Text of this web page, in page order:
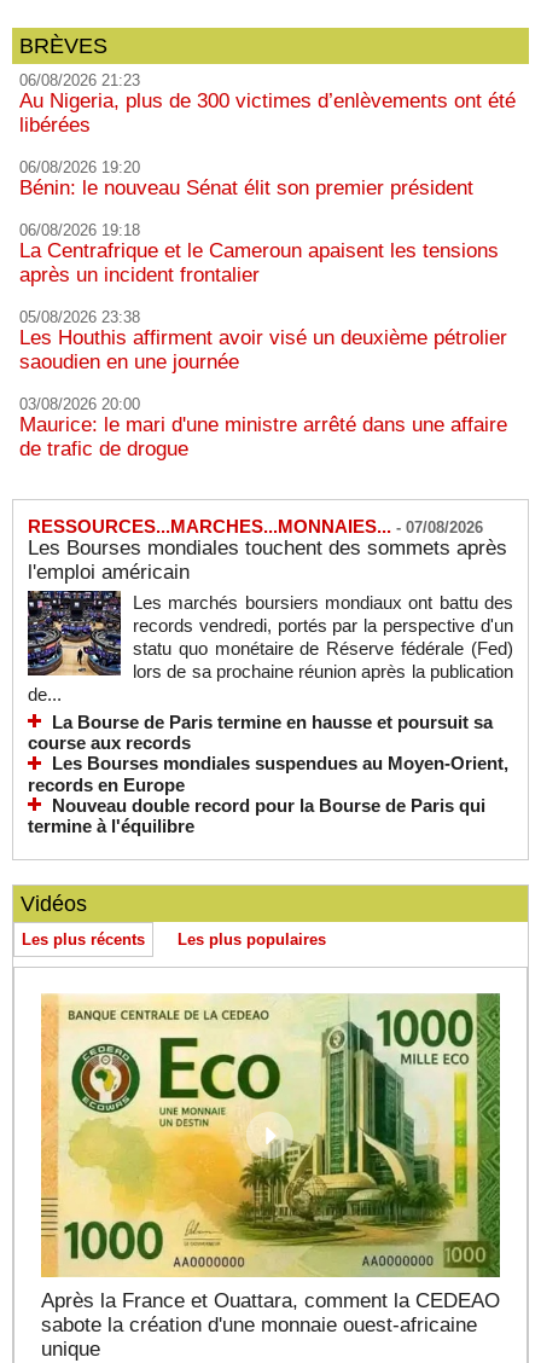
BRÈVES
06/08/2026 21:23
Au Nigeria, plus de 300 victimes d’enlèvements ont été
libérées
06/08/2026 19:20
Bénin: le nouveau Sénat élit son premier président
06/08/2026 19:18
La Centrafrique et le Cameroun apaisent les tensions
après un incident frontalier
05/08/2026 23:38
Les Houthis affirment avoir visé un deuxième pétrolier
saoudien en une journée
03/08/2026 20:00
Maurice: le mari d'une ministre arrêté dans une affaire
de trafic de drogue
RESSOURCES...MARCHES...MONNAIES... - 07/08/2026
Les Bourses mondiales touchent des sommets après
l'emploi américain
Les marchés boursiers mondiaux ont battu des
records vendredi, portés par la perspective d'un
statu quo monétaire de Réserve fédérale (Fed)
lors de sa prochaine réunion après la publication
de...
La Bourse de Paris termine en hausse et poursuit sa
course aux records
Les Bourses mondiales suspendues au Moyen-Orient,
records en Europe
Nouveau double record pour la Bourse de Paris qui
termine à l'équilibre
Vidéos
Les plus récents Les plus populaires
Après la France et Ouattara, comment la CEDEAO
sabote la création d'une monnaie ouest-africaine
unique